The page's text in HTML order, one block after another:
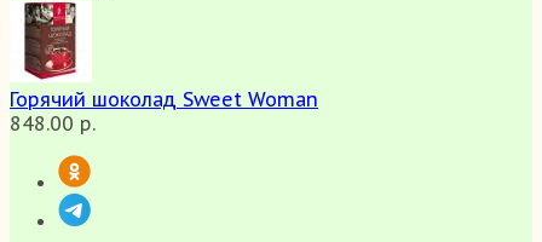
Горячий шоколад Sweet Woman
848.00 р.